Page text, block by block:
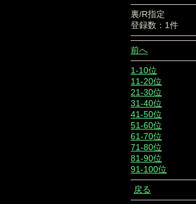
裏/R指定
登録数：1件
前へ
1-10位
11-20位
21-30位
31-40位
41-50位
51-60位
61-70位
71-80位
81-90位
91-100位
戻る